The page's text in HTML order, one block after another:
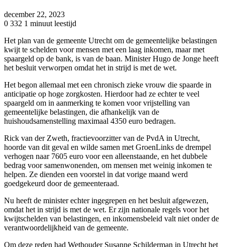
december 22, 2023
0 332 1 minuut leestijd
Het plan van de gemeente Utrecht om de gemeentelijke belastingen
kwijt te schelden voor mensen met een laag inkomen, maar met
spaargeld op de bank, is van de baan. Minister Hugo de Jonge heeft
het besluit verworpen omdat het in strijd is met de wet.
Het begon allemaal met een chronisch zieke vrouw die spaarde in
anticipatie op hoge zorgkosten. Hierdoor had ze echter te veel
spaargeld om in aanmerking te komen voor vrijstelling van
gemeentelijke belastingen, die afhankelijk van de
huishoudsamenstelling maximaal 4350 euro bedragen.
Rick van der Zweth, fractievoorzitter van de PvdA in Utrecht,
hoorde van dit geval en wilde samen met GroenLinks de drempel
verhogen naar 7605 euro voor een alleenstaande, en het dubbele
bedrag voor samenwonenden, om mensen met weinig inkomen te
helpen. Ze dienden een voorstel in dat vorige maand werd
goedgekeurd door de gemeenteraad.
Nu heeft de minister echter ingegrepen en het besluit afgewezen,
omdat het in strijd is met de wet. Er zijn nationale regels voor het
kwijtschelden van belastingen, en inkomensbeleid valt niet onder de
verantwoordelijkheid van de gemeente.
Om deze reden had Wethouder Susanne Schilderman in Utrecht het